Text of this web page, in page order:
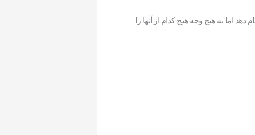
دهد اما به هیچ وجه هیچ کدام از آنها را